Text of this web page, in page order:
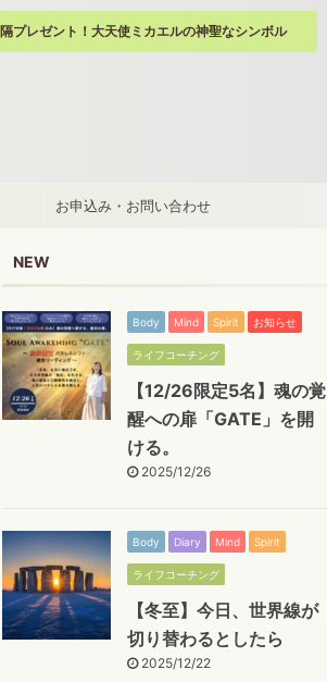
プレゼント！大天使ミカエルの神聖なシンボル
お申込み・お問い合わせ
NEW
Body Mind Spirit お知らせ
ライフコーチング
【12/26限定5名】魂の覚
醒への扉「GATE」を開
ける。
2025/12/26
Body Diary Mind Spirit
ライフコーチング
【冬至】今日、世界線が
切り替わるとしたら
2025/12/22